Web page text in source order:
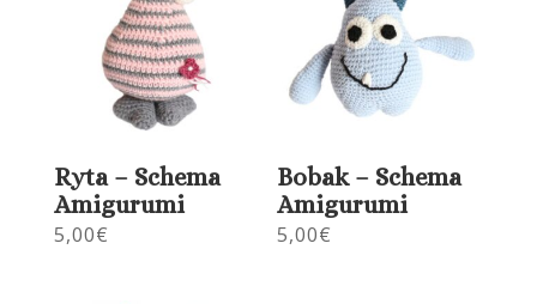
Ryta – Schema
Amigurumi
5,00€
Bobak – Schema
Amigurumi
5,00€